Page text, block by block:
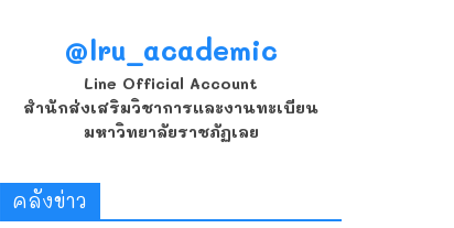
@lru_academic
Line Official Account
สำนักส่งเสริมวิชาการและงานทะเบียน
มหาวิทยาลัยราชภัฏเลย
คลังข่าว